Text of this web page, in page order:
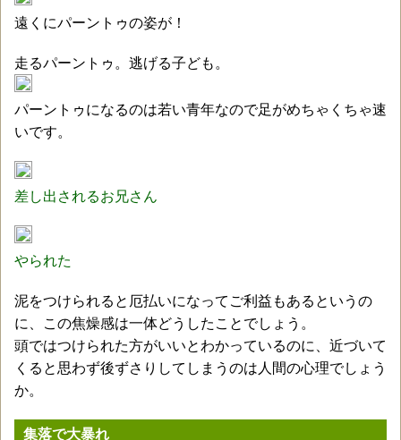
遠くにパーントゥの姿が！
走るパーントゥ。逃げる子ども。
パーントゥになるのは若い青年なので足がめちゃくちゃ速
いです。
差し出されるお兄さん
やられた
泥をつけられると厄払いになってご利益もあるというの
に、この焦燥感は一体どうしたことでしょう。
頭ではつけられた方がいいとわかっているのに、近づいて
くると思わず後ずさりしてしまうのは人間の心理でしょう
か。
集落で大暴れ